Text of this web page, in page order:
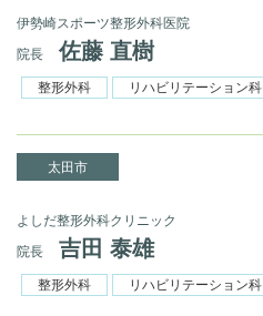
伊勢崎スポーツ整形外科医院
院長
佐藤 直樹
整形外科 リハビリテーション科
太田市
よしだ整形外科クリニック
院長
吉田 泰雄
整形外科 リハビリテーション科